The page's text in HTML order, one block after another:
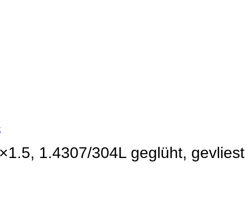
1.4307/304L geglüht, gevliest